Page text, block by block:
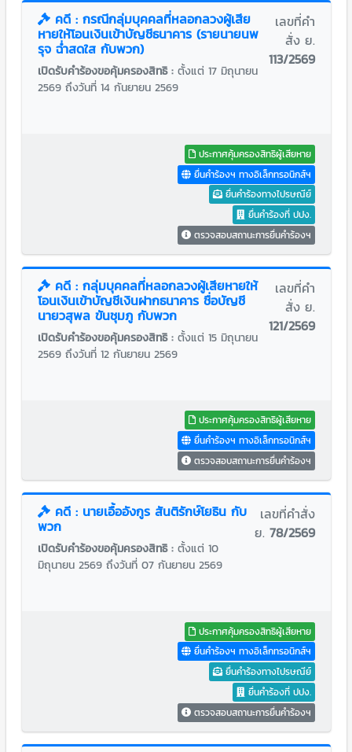
คดี : กรณีกลุ่มบุคคลที่หลอกลวงผู้เสีย
หายให้โอนเงินเข้าบัญชีธนาคาร (รายนายนพ
รุจ ฉ่ำสดใส กับพวก)
เปิดรับคำร้องขอคุ้มครองสิทธิ : ตั้งแต่ 17 มิถุนายน
2569 ถึงวันที่ 14 กันยายน 2569
เลขที่คำ
สั่ง ย.
113/2569
ประกาศคุ้มครองสิทธิผู้เสียหาย
ยื่นคำร้องฯ ทางอิเล็กทรอนิกส์ฯ
ยื่นคำร้องทางไปรษณีย์
ยื่นคำร้องที่ ปปง.
ตรวจสอบสถานะการยื่นคำร้องฯ
คดี : กลุ่มบุคคลที่หลอกลวงผู้เสียหายให้
โอนเงินเข้าบัญชีเงินฝากธนาคาร ชื่อบัญชี
นายวสุพล ขันชุมภู กับพวก
เปิดรับคำร้องขอคุ้มครองสิทธิ : ตั้งแต่ 15 มิถุนายน
2569 ถึงวันที่ 12 กันยายน 2569
เลขที่คำ
สั่ง ย.
121/2569
ประกาศคุ้มครองสิทธิผู้เสียหาย
ยื่นคำร้องฯ ทางอิเล็กทรอนิกส์ฯ
ตรวจสอบสถานะการยื่นคำร้องฯ
คดี : นายเอื้ออังกูร สันติรักษ์โยธิน กับ
พวก
เปิดรับคำร้องขอคุ้มครองสิทธิ : ตั้งแต่ 10
มิถุนายน 2569 ถึงวันที่ 07 กันยายน 2569
เลขที่คำสั่ง
ย. 78/2569
ประกาศคุ้มครองสิทธิผู้เสียหาย
ยื่นคำร้องฯ ทางอิเล็กทรอนิกส์ฯ
ยื่นคำร้องทางไปรษณีย์
ยื่นคำร้องที่ ปปง.
ตรวจสอบสถานะการยื่นคำร้องฯ